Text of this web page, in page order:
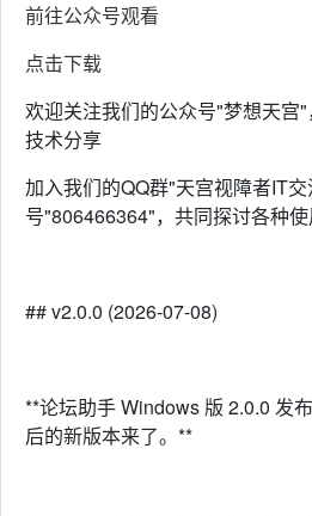
前往公众号观看
点击下载
欢迎关注我们的公众号"梦想天宫
技术分享
加入我们的QQ群"天宫视障者IT
号"806466364"，共同探讨各种
## v2.0.0 (2026-07-08)
**论坛助手 Windows 版 2.0.0 发
后的新版本来了。**